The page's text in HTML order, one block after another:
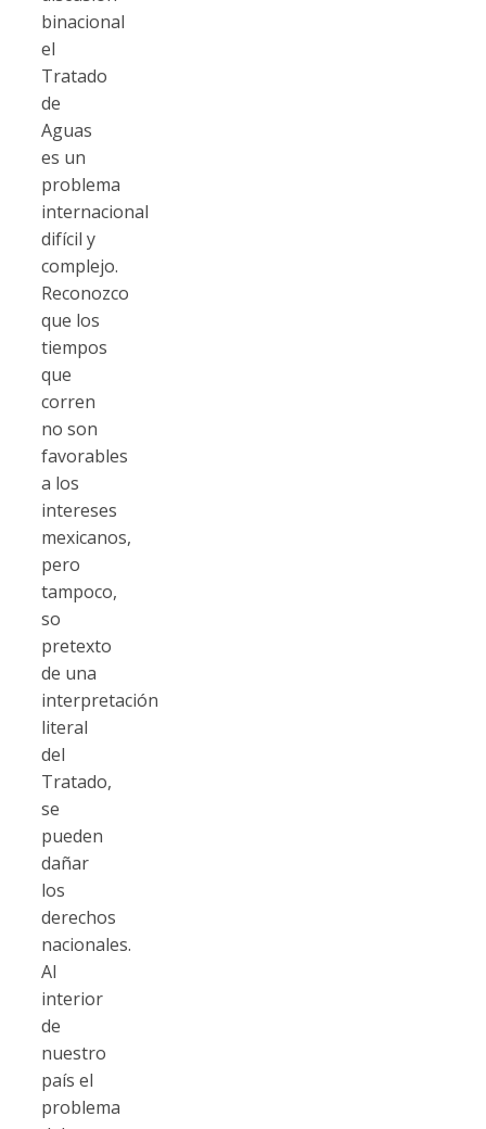
binacional
el
Tratado
de
Aguas
es un
problema
internacional
difícil y
complejo.
Reconozco
que los
tiempos
que
corren
no son
favorables
a los
intereses
mexicanos,
pero
tampoco,
so
pretexto
de una
interpretación
literal
del
Tratado,
se
pueden
dañar
los
derechos
nacionales.
Al
interior
de
nuestro
país el
problema